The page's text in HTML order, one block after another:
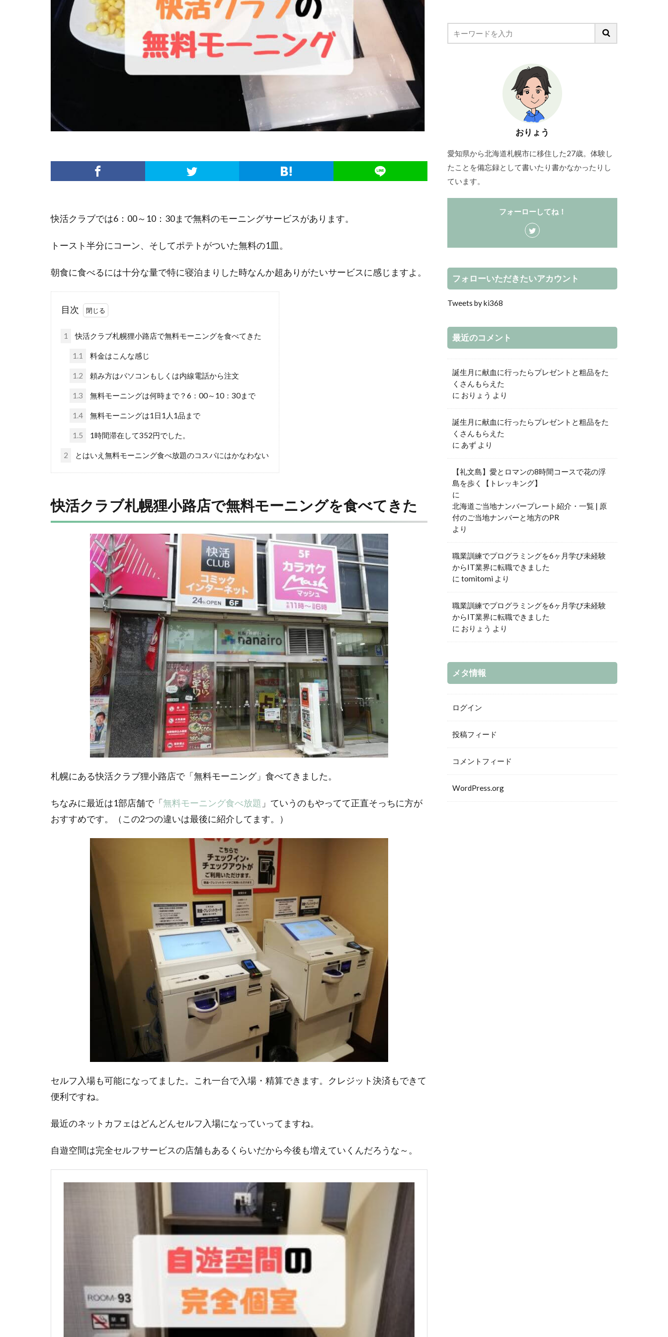
快活クラブでは6：00～10：30まで無料のモーニングサービスがあります。
トースト半分にコーン、そしてポテトがついた無料の1皿。
朝食に食べるには十分な量で特に寝泊まりした時なんか超ありがたいサービスに感じますよ。
目次
1 快活クラブ札幌狸小路店で無料モーニングを食べてきた
1.1 料金はこんな感じ
1.2 頼み方はパソコンもしくは内線電話から注文
1.3 無料モーニングは何時まで？6：00～10：30まで
1.4 無料モーニングは1日1人1品まで
1.5 1時間滞在して352円でした。
2 とはいえ無料モーニング食べ放題のコスパにはかなわない
快活クラブ札幌狸小路店で無料モーニングを食べてきた
札幌にある快活クラブ狸小路店で「無料モーニング」食べてきました。
ちなみに最近は1部店舗で「無料モーニング食べ放題 」ていうのもやってて正直そっちに方が
おすすめです。（この2つの違いは最後に紹介してます。）
セルフ入場も可能になってました。これ一台で入場・精算できます。クレジット決済もできて
便利ですね。
最近のネットカフェはどんどんセルフ入場になっていってますね。
自遊空間は完全セルフサービスの店舗もあるくらいだから今後も増えていくんだろうな～。
おりょう
愛知県から北海道札幌市に移住した27歳。体験し
たことを備忘録として書いたり書かなかったりし
ています。
フォーローしてね！
フォローいただきたいアカウント
Tweets by ki368
最近のコメント
誕生月に献血に行ったらプレゼントと粗品をた
くさんもらえた
に おりょう より
誕生月に献血に行ったらプレゼントと粗品をた
くさんもらえた
に あず より
【礼文島】愛とロマンの8時間コースで花の浮
島を歩く【トレッキング】
に
北海道ご当地ナンバープレート紹介・一覧 | 原
付のご当地ナンバーと地方のPR
より
職業訓練でプログラミングを6ヶ月学び未経験
からIT業界に転職できました
に tomitomi より
職業訓練でプログラミングを6ヶ月学び未経験
からIT業界に転職できました
に おりょう より
メタ情報
ログイン
投稿フィード
コメントフィード
WordPress.org